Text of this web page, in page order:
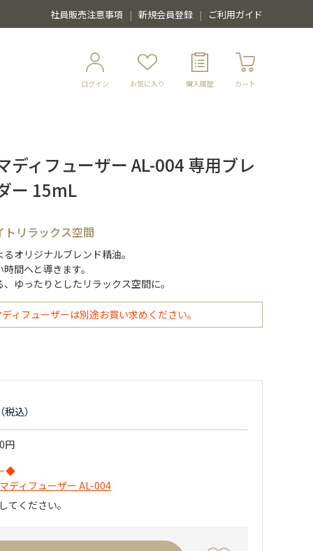
社員販売注意事項 新規会員登録 ご利用ガイド
ログイン お気に入り 購入履歴 カート
ディフューザー AL-004 専用ブレ
ー 15mL
リラックス空間
オリジナルブレンド精油。
間へと導きます。
ゆったりとしたリラックス空間に。
ィフューザーは別途お買い求めください。
円
◆
ディフューザー AL-004
ください。